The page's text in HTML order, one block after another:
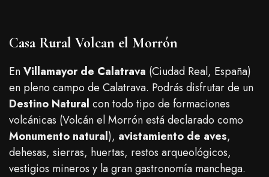
Casa Rural Volcan el Morrón
EnVillamayor de Calatrava (Ciudad Real, España)
en pleno campo de Calatrava. Podrás disfrutar de un
Destino Natural con todo tipo de formaciones
volcánicas (Volcán el Morrón está declarado como
Monumento natural), avistamiento de aves,
dehesas, sierras, huertas, restos arqueológicos,
vestigios mineros y la gran gastronomía manchega.